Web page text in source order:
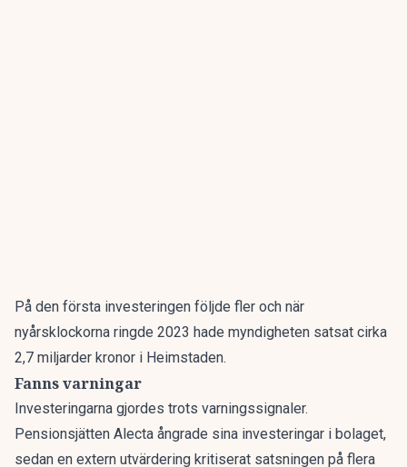
På den första investeringen följde fler och när
nyårsklockorna ringde 2023 hade myndigheten satsat cirka
2,7 miljarder kronor i Heimstaden.
Fanns varningar
Investeringarna gjordes trots varningssignaler.
Pensionsjätten Alecta ångrade sina investeringar i bolaget,
sedan en extern utvärdering kritiserat satsningen på flera